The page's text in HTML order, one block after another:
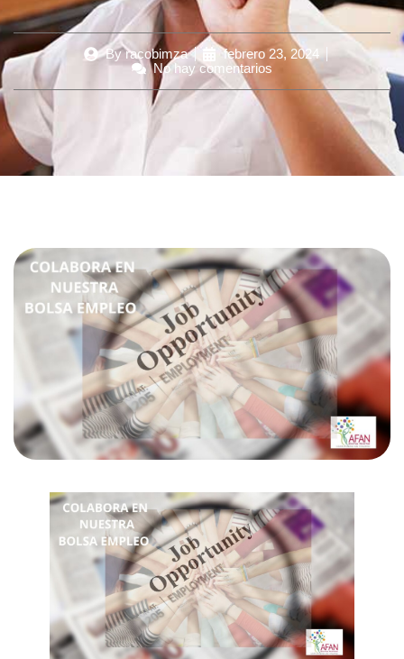
Byracobimza
febrero 23, 2024
No hay comentarios